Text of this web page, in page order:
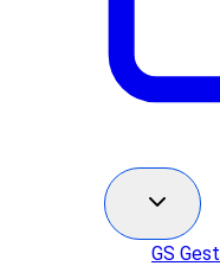
GS